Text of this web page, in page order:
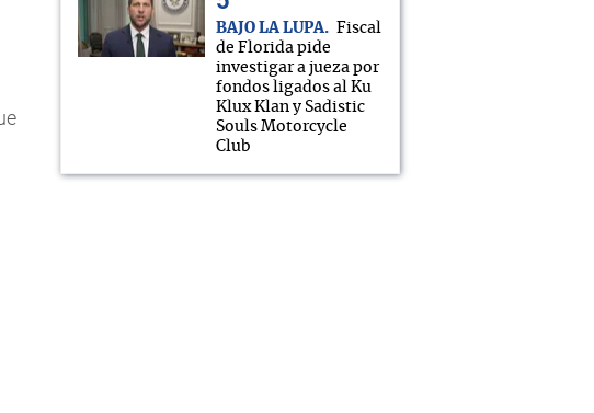
BAJO LA LUPA
Fiscal
de Florida pide
investigar a jueza por
fondos ligados al Ku
Klux Klan y Sadistic
Souls Motorcycle
Club